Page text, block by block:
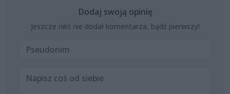
Dodaj swoją opinię
Jeszcze nikt nie dodał komentarza, bądź pierwszy!